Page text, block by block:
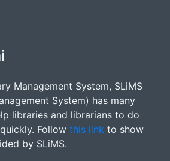
Management System, SLiMS
System) has many
libraries and librarians to do
Follow this link to show
by SLiMS.